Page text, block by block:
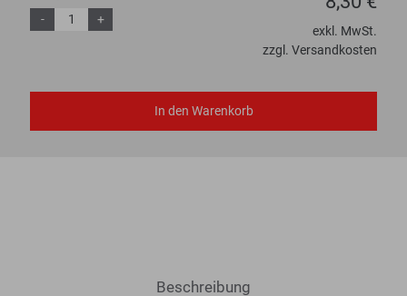
exkl. MwSt.
zzgl. Versandkosten
-
+
In den Warenkorb
Beschreibung